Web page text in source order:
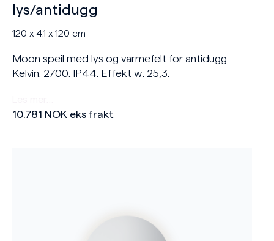
lys/antidugg
120 x 4.1 x 120 cm
Moon speil med lys og varmefelt for antidugg.
Kelvin: 2700. IP44. Effekt w: 25,3.
10.781 NOK eks frakt